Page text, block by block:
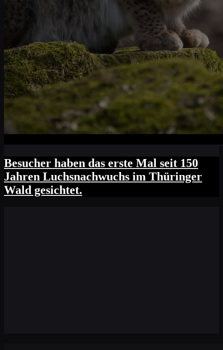
Besucher haben das erste Mal seit 150
Jahren Luchsnachwuchs im Thüringer
Wald gesichtet.